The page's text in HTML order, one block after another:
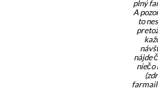
plný
A
to
nájde
niečo